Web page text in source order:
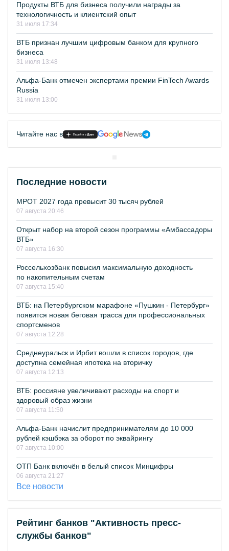
Продукты ВТБ для бизнеса получили награды за
технологичность и клиентский опыт
31 июля 17:34
ВТБ признан лучшим цифровым банком для крупного
бизнеса
31 июля 13:48
Альфа-Банк отмечен экспертами премии FinTech Awards
Russia
31 июля 13:00
Читайте нас в
Последние новости
МРОТ 2027 года превысит 30 тысяч рублей
07 августа 20:46
Открыт набор на второй сезон программы «Амбассадоры
ВТБ»
07 августа 16:30
Россельхозбанк повысил максимальную доходность
по накопительным счетам
07 августа 15:40
ВТБ: на Петербургском марафоне «Пушкин - Петербург»
появится новая беговая трасса для профессиональных
спортсменов
07 августа 12:28
Среднеуральск и Ирбит вошли в список городов, где
доступна семейная ипотека на вторичку
07 августа 12:13
ВТБ: россияне увеличивают расходы на спорт и
здоровый образ жизни
07 августа 11:50
Альфа-Банк начислит предпринимателям до 10 000
рублей кэшбэка за оборот по эквайрингу
07 августа 10:00
ОТП Банк включён в белый список Минцифры
06 августа 21:27
Все новости
Рейтинг банков "Активность пресс-
службы банков"